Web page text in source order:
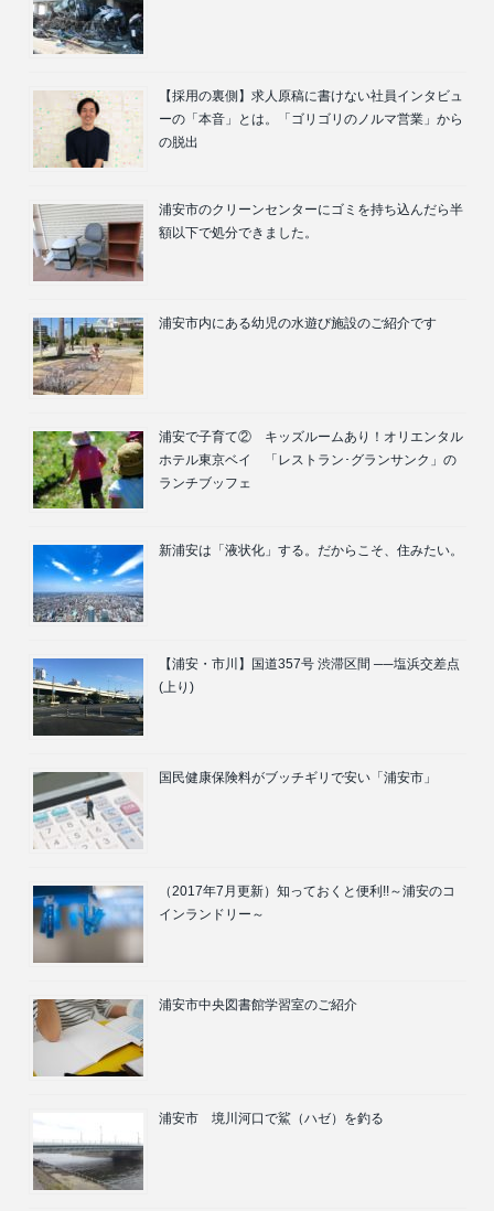
【採用の裏側】求人原稿に書けない社員インタビュ
ーの「本音」とは。「ゴリゴリのノルマ営業」から
の脱出
浦安市のクリーンセンターにゴミを持ち込んだら半
額以下で処分できました。
浦安市内にある幼児の水遊び施設のご紹介です
浦安で子育て② キッズルームあり！オリエンタル
ホテル東京ベイ 「レストラン･グランサンク」の
ランチブッフェ
新浦安は「液状化」する。だからこそ、住みたい。
【浦安・市川】国道357号 渋滞区間 ──塩浜交差点
(上り)
国民健康保険料がブッチギリで安い「浦安市」
（2017年7月更新）知っておくと便利!!～浦安のコ
インランドリー～
浦安市中央図書館学習室のご紹介
浦安市 境川河口で鯊（ハゼ）を釣る